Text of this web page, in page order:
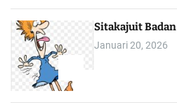
Sitakajuit Badan
Januari 20, 2026